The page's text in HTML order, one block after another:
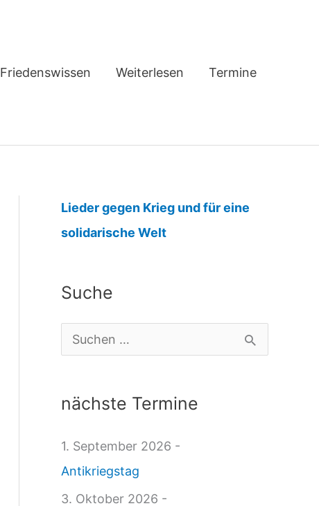
Friedenswissen Weiterlesen Termine
Lieder gegen Krieg und für eine
solidarische Welt:
e
e
Suche
u
hnächste Termine
1. September 2026 -
Antikriegstag
3. Oktober 2026 -